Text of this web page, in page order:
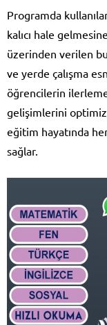
Programda
kalıcı hale
üzerinden verilen
ve yerde çalışma
öğrencilerin
gelişimlerini
eğitim hayatında
sağlar.